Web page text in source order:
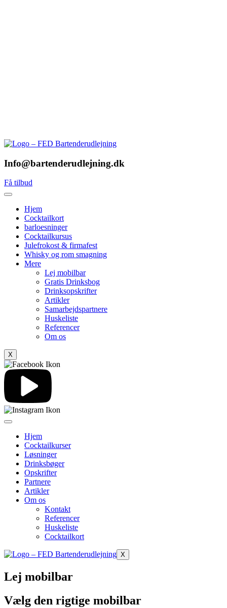
Info@bartenderudlejning.dk
Få tilbud
Hjem
Cocktailkort
barloesninger
Cocktailkursus
Julefrokost & firmafest
Whisky og rom smagning
Mere
Lej mobilbar
Gratis Drinksbog
Drinksopskrifter
Artikler
Samarbejdspartnere
Huskeliste
Referencer
Om os
X
Hjem
Cocktailkurser
Løsninger
Drinksbøger
Opskrifter
Partnere
Artikler
Om os
Kontakt
Referencer
Huskeliste
Cocktailkort
X
Lej mobilbar
Vælg den rigtige mobilbar